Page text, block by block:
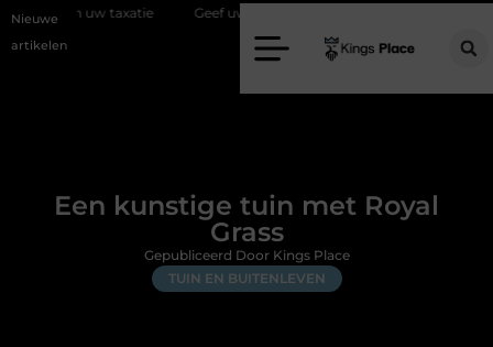
Nieuwe
artikelen
taxatie Geef uw slaapkamer een upgrade met interieuradvies
Een kunstige tuin met Royal
Grass
TUIN EN BUITENLEVEN
Gepubliceerd Door Kings Place